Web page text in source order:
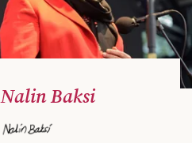
Nalin Baksi